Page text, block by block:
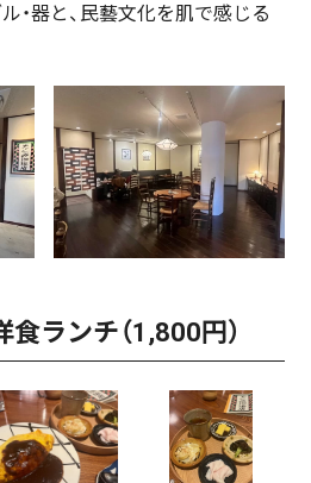
・器と、民藝文化を肌で感じる
ランチ（1,800円）